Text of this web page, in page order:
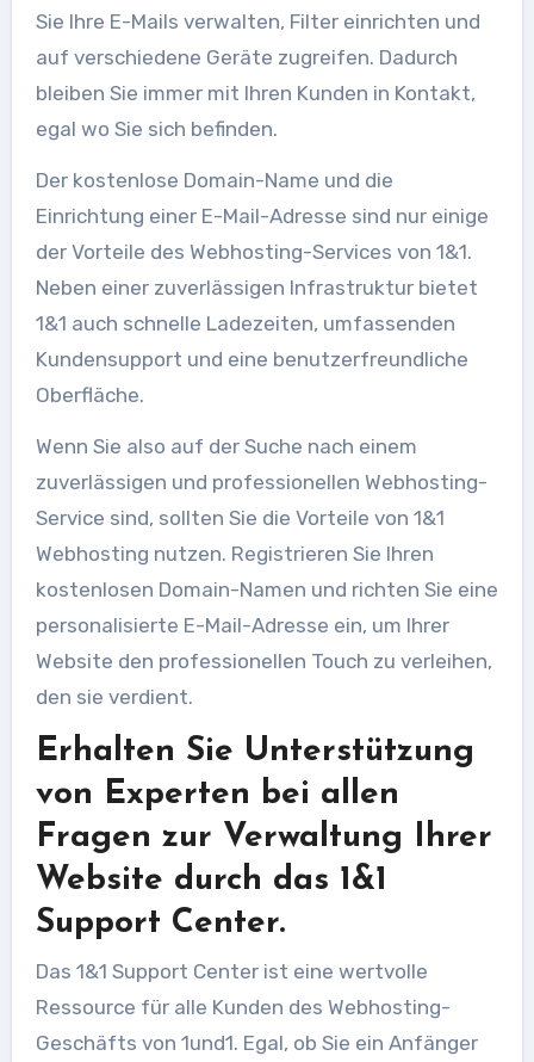
Sie Ihre E-Mails verwalten, Filter einrichten und
auf verschiedene Geräte zugreifen. Dadurch
bleiben Sie immer mit Ihren Kunden in Kontakt,
egal wo Sie sich befinden.
Der kostenlose Domain-Name und die
Einrichtung einer E-Mail-Adresse sind nur einige
der Vorteile des Webhosting-Services von 1&1.
Neben einer zuverlässigen Infrastruktur bietet
1&1 auch schnelle Ladezeiten, umfassenden
Kundensupport und eine benutzerfreundliche
Oberfläche.
Wenn Sie also auf der Suche nach einem
zuverlässigen und professionellen Webhosting-
Service sind, sollten Sie die Vorteile von 1&1
Webhosting nutzen. Registrieren Sie Ihren
kostenlosen Domain-Namen und richten Sie eine
personalisierte E-Mail-Adresse ein, um Ihrer
Website den professionellen Touch zu verleihen,
den sie verdient.
Erhalten Sie Unterstützung
von Experten bei allen
Fragen zur Verwaltung Ihrer
Website durch das 1&1
Support Center.
Das 1&1 Support Center ist eine wertvolle
Ressource für alle Kunden des Webhosting-
Geschäfts von 1und1. Egal, ob Sie ein Anfänger